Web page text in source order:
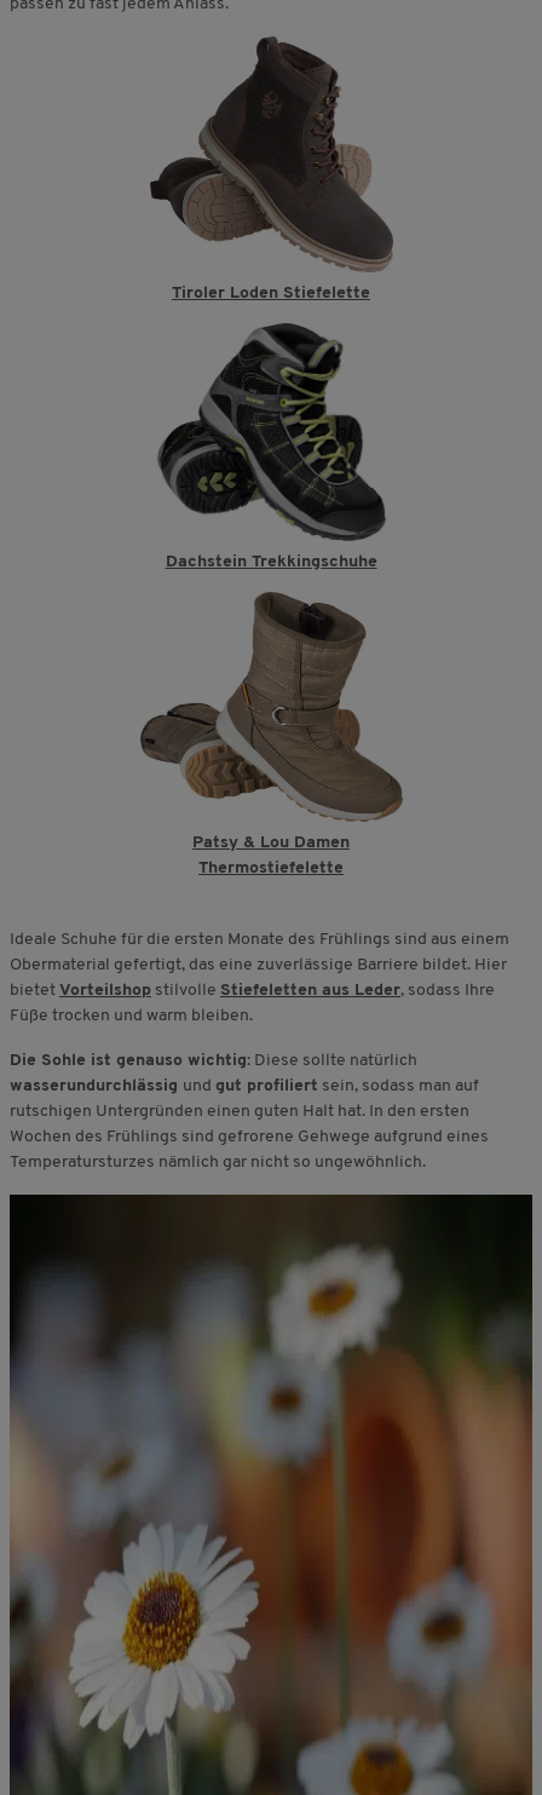
passen zu fast jedem Anlass.
Tiroler Loden Stiefelette
Dachstein Trekkingschuhe
Patsy & Lou Damen
Thermostiefelette
Ideale Schuhe für die ersten Monate des Frühlings sind aus einem
Obermaterial gefertigt, das eine zuverlässige Barriere bildet. Hier
bietet Vorteilshop stilvolle Stiefeletten aus Leder, sodass Ihre
Füße trocken und warm bleiben.
Die Sohle ist genauso wichtig: Diese sollte natürlich
wasserundurchlässig und gut profiliert sein, sodass man auf
rutschigen Untergründen einen guten Halt hat. In den ersten
Wochen des Frühlings sind gefrorene Gehwege aufgrund eines
Temperatursturzes nämlich gar nicht so ungewöhnlich.